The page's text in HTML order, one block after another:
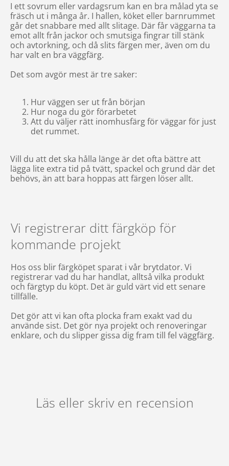
I ett sovrum eller vardagsrum kan en bra målad yta se
fräsch ut i många år. I hallen, köket eller barnrummet
går det snabbare med allt slitage. Där får väggarna ta
emot allt från jackor och smutsiga fingrar till stänk
och avtorkning, och då slits färgen mer, även om du
har valt en bra väggfärg.
Det som avgör mest är tre saker:
Hur väggen ser ut från början
Hur noga du gör förarbetet
Att du väljer rätt inomhusfärg för väggar för just
det rummet.
Vill du att det ska hålla länge är det ofta bättre att
lägga lite extra tid på tvätt, spackel och grund där det
behövs, än att bara hoppas att färgen löser allt.
Vi registrerar ditt färgköp för
kommande projekt
Hos oss blir färgköpet sparat i vår brytdator. Vi
registrerar vad du har handlat, alltså vilka produkt
och färgtyp du köpt. Det är guld värt vid ett senare
tillfälle.
Det gör att vi kan ofta plocka fram exakt vad du
använde sist. Det gör nya projekt och renoveringar
enklare, och du slipper gissa dig fram till fel väggfärg.
Läs eller skriv en recension